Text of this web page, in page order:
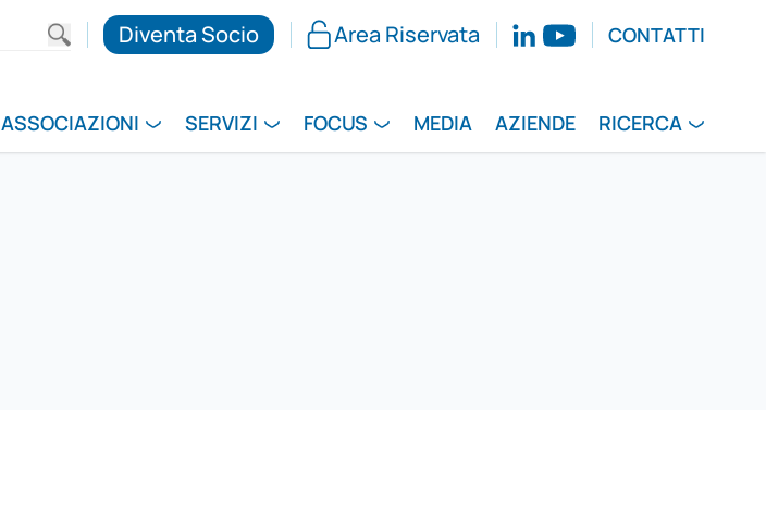
Diventa Socio Area Riservata CONTATTI
ASSOCIAZIONI SERVIZI FOCUS MEDIA AZIENDE RICERCA